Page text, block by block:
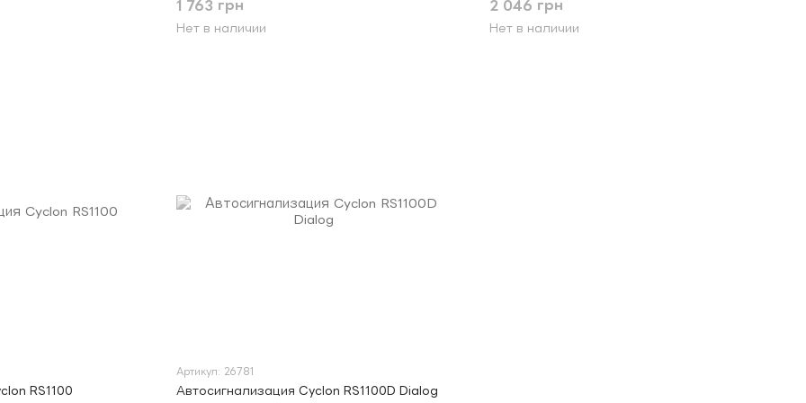
1 763 грн
Нет в наличии
2 046 грн
Нет в наличии
RS1100
Артикул: 26781
Автосигнализация Cyclon RS1100D Dialog